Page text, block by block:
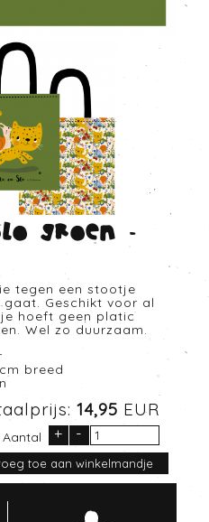
groen -
tegen een stootje
Geschikt voor al
hoeft geen platic
Wel zo duurzaam.
breed
14,95 EUR
Aantal + -